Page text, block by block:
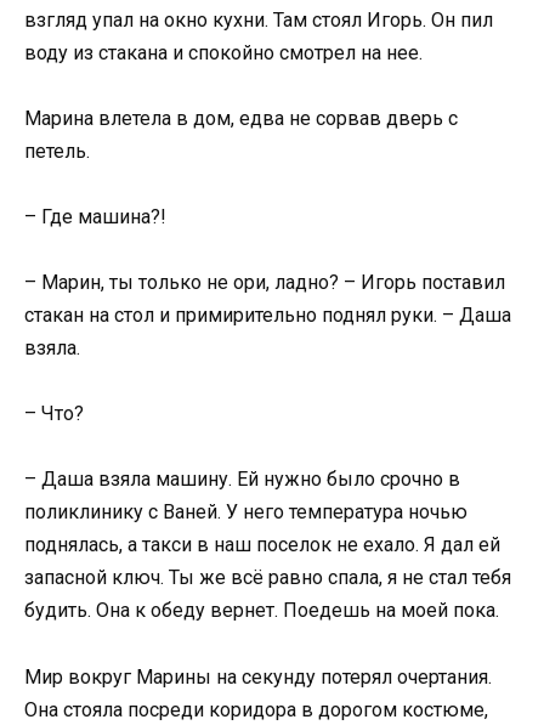
взгляд упал на окно кухни. Там стоял Игорь. Он пил
воду из стакана и спокойно смотрел на нее.
Марина влетела в дом, едва не сорвав дверь с
петель.
– Где машина?!
– Марин, ты только не ори, ладно? – Игорь поставил
стакан на стол и примирительно поднял руки. – Даша
взяла.
– Что?
– Даша взяла машину. Ей нужно было срочно в
поликлинику с Ваней. У него температура ночью
поднялась, а такси в наш поселок не ехало. Я дал ей
запасной ключ. Ты же всё равно спала, я не стал тебя
будить. Она к обеду вернет. Поедешь на моей пока.
Мир вокруг Марины на секунду потерял очертания.
Она стояла посреди коридора в дорогом костюме,